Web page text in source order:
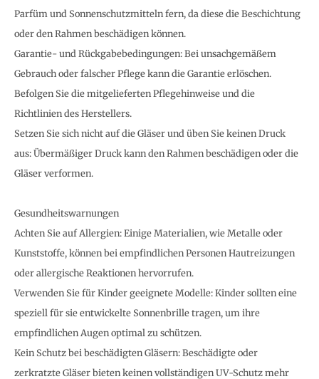
Parfüm und Sonnenschutzmitteln fern, da diese die Beschichtung
oder den Rahmen beschädigen können.
Garantie- und Rückgabebedingungen: Bei unsachgemäßem
Gebrauch oder falscher Pflege kann die Garantie erlöschen.
Befolgen Sie die mitgelieferten Pflegehinweise und die
Richtlinien des Herstellers.
Setzen Sie sich nicht auf die Gläser und üben Sie keinen Druck
aus: Übermäßiger Druck kann den Rahmen beschädigen oder die
Gläser verformen.
Gesundheitswarnungen
Achten Sie auf Allergien: Einige Materialien, wie Metalle oder
Kunststoffe, können bei empfindlichen Personen Hautreizungen
oder allergische Reaktionen hervorrufen.
Verwenden Sie für Kinder geeignete Modelle: Kinder sollten eine
speziell für sie entwickelte Sonnenbrille tragen, um ihre
empfindlichen Augen optimal zu schützen.
Kein Schutz bei beschädigten Gläsern: Beschädigte oder
zerkratzte Gläser bieten keinen vollständigen UV-Schutz mehr